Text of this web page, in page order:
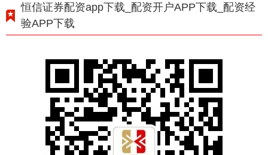
恒信证券配资app下载_配资开户APP下载_配资经
验APP下载